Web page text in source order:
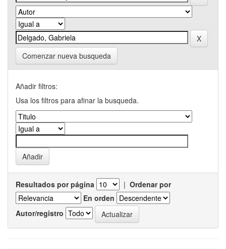
Comenzar nueva busqueda
Añadir filtros:
Usa los filtros para afinar la busqueda.
Resultados por página | Ordenar por
En orden
Autor/registro